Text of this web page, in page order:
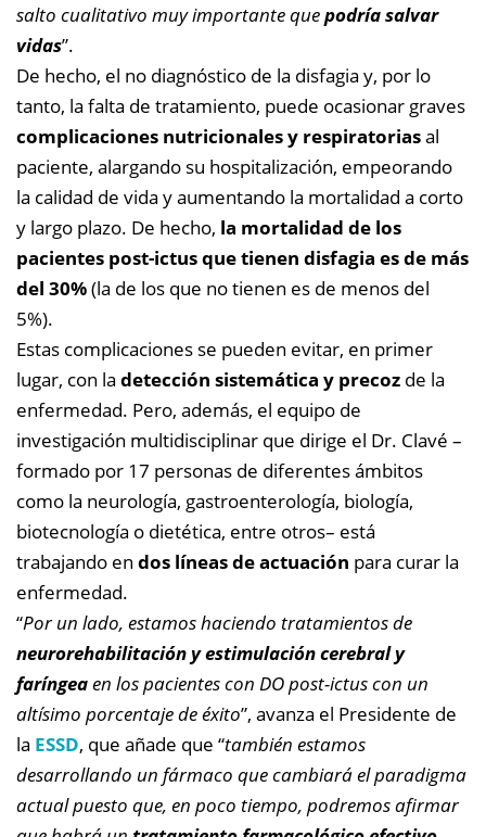
salto cualitativo muy importante quepodría salvar
vidas”.
De hecho, el no diagnóstico de la disfagia y, por lo
tanto, la falta de tratamiento, puede ocasionar graves
complicaciones nutricionales y respiratoriasal
paciente, alargando su hospitalización, empeorando
la calidad de vida y aumentando la mortalidad a corto
y largo plazo. De hecho, la mortalidad de los
pacientes post-ictus que tienen disfagia es de más
del 30%(la de los que no tienen es de menos del
5%).
Estas complicaciones se pueden evitar, en primer
lugar, con la detección sistemática y precoz de la
enfermedad. Pero, además, el equipo de
investigación multidisciplinar que dirige el Dr. Clavé –
formado por 17 personas de diferentes ámbitos
como la neurología, gastroenterología, biología,
biotecnología o dietética, entre otros– está
trabajando en dos líneas de actuación para curar la
enfermedad.
“Por un lado, estamos haciendo tratamientos de
neurorehabilitación y estimulación cerebral y
faríngeaen los pacientes con DO post-ictus con un
altísimo porcentaje de éxito”, avanza el Presidente de
la ESSD, que añade que “también estamos
desarrollando un fármaco que cambiará el paradigma
actual puesto que, en poco tiempo, podremos afirmar